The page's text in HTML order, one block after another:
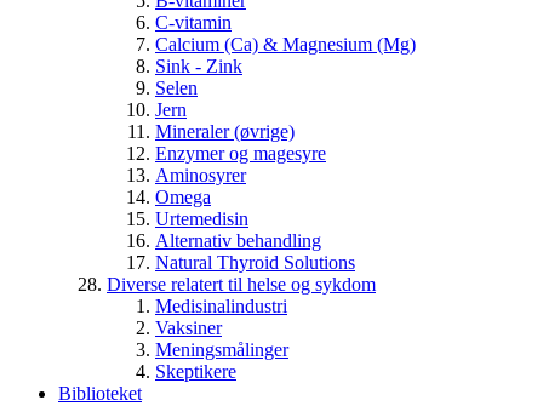
C-vitamin
Calcium (Ca) & Magnesium (Mg)
Sink - Zink
Selen
Jern
Mineraler (øvrige)
Enzymer og magesyre
Aminosyrer
Omega
Urtemedisin
Alternativ behandling
Natural Thyroid Solutions
Diverse relatert til helse og sykdom
Medisinalindustri
Vaksiner
Meningsmålinger
Skeptikere
Biblioteket